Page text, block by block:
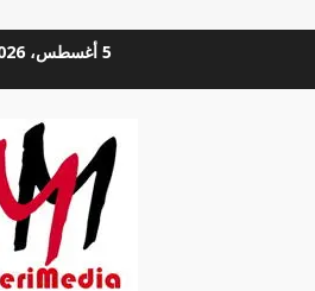
5 أغسطس، 2026